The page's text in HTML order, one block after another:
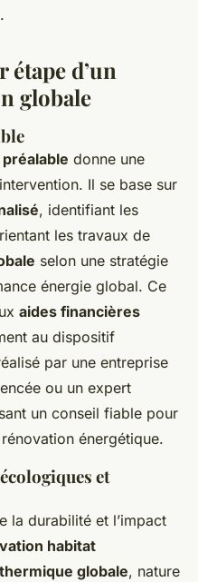
étape d’un
globale
donne une
Il se base sur
, identifiant les
les travaux de
selon une stratégie
énergie global. Ce
aides financières
au dispositif
par une entreprise
ou un expert
un conseil fiable pour
énergétique.
et
la durabilité et l’impact
habitat
globale, nature